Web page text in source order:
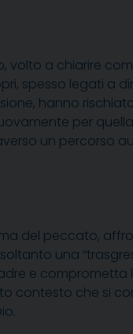
volto a chiarire
spesso legati a
hanno
per
un percorso
del peccato,
una
e comprometta
contesto che si